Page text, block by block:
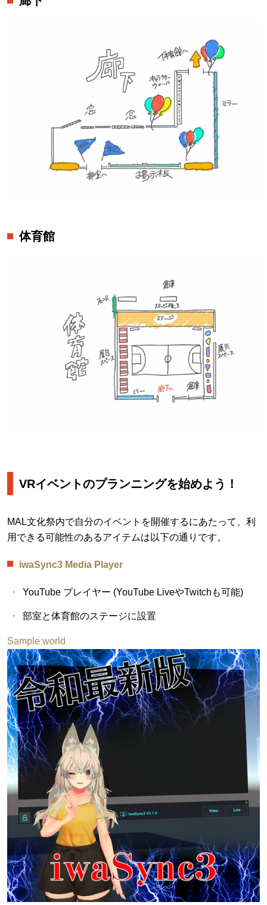
体育館
VRイベントのプランニングを始めよう！
MAL文化祭内で自分のイベントを開催するにあたって、利
用できる可能性のあるアイテムは以下の通りです。
iwaSync3 Media Player
YouTube プレイヤー (YouTube LiveやTwitchも可能)
部室と体育館のステージに設置
Sample world